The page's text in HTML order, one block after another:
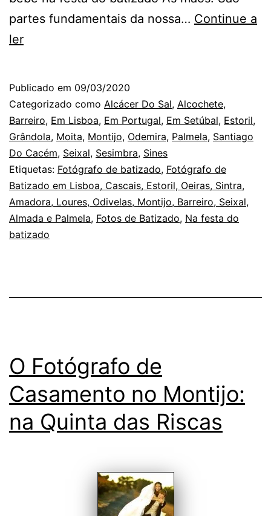
partes fundamentais da nossa… Continue a
lerO
Batizado:
as
mãos
que
acompanham
Publicado em 09/03/2020
Categorizado como Alcácer Do Sal, Alcochete,
Barreiro, Em Lisboa, Em Portugal, Em Setúbal, Estoril,
Grândola, Moita, Montijo, Odemira, Palmela, Santiago
Do Cacém, Seixal, Sesimbra, Sines
Etiquetas: Fotógrafo de batizado, Fotógrafo de
Batizado em Lisboa, Cascais, Estoril, Oeiras, Sintra,
Amadora, Loures, Odivelas, Montijo, Barreiro, Seixal,
Almada e Palmela, Fotos de Batizado, Na festa do
batizado
O Fotógrafo de
Casamento no Montijo:
na Quinta das Riscas